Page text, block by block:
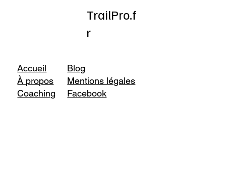
TrailPro.f
r
Accueil
À propos
Coaching
Blog
Mentions légales
Facebook